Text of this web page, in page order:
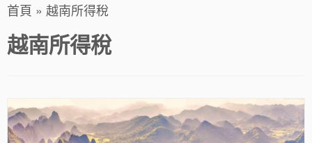
to
content
首頁 » 越南所得稅
越南所得稅